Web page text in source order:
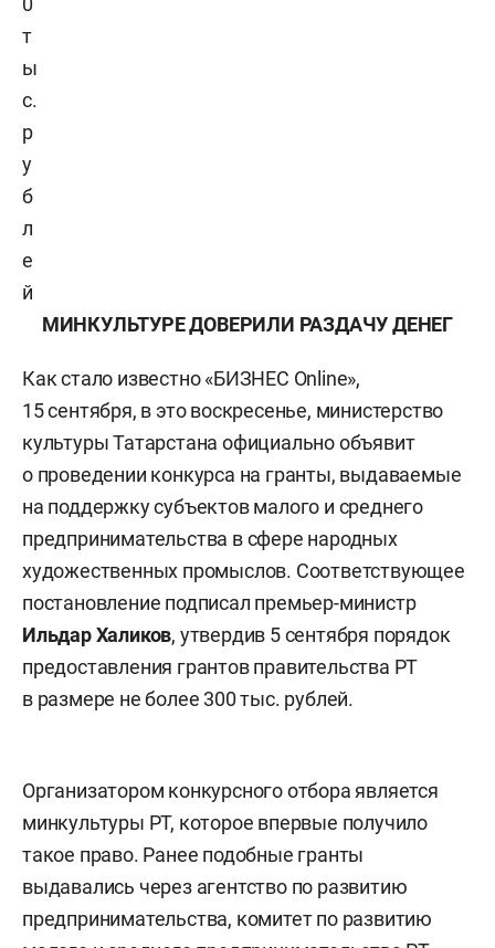
т
ы
с.
р
у
б
л
е
й
МИНКУЛЬТУРЕ ДОВЕРИЛИ РАЗДАЧУ ДЕНЕГ
Как стало известно «БИЗНЕС Online»,
15 сентября, в это воскресенье, министерство
культуры Татарстана официально объявит
о проведении конкурса на гранты, выдаваемые
на поддержку субъектов малого и среднего
предпринимательства в сфере народных
художественных промыслов. Соответствующее
постановление подписал премьер-министр
Ильдар Халиков, утвердив 5 сентября порядок
предоставления грантов правительства РТ
в размере не более 300 тыс. рублей.
Организатором конкурсного отбора является
минкультуры РТ, которое впервые получило
такое право. Ранее подобные гранты
выдавались через агентство по развитию
предпринимательства, комитет по развитию